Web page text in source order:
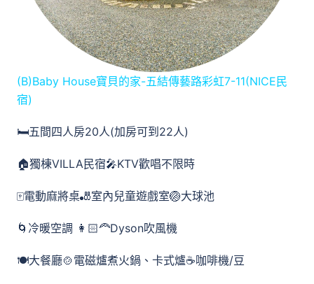
(B)Baby House寶貝的家-五結傳藝路彩虹7-11(NICE民
宿)
🛏️五間四人房20人(加房可到22人)
🏠獨棟VILLA民宿🎤KTV歡唱不限時
🀄️電動麻將桌🎳室內兒童遊戲室🏐大球池
🌀冷暖空調 👩🏻‍🦰Dyson吹風機
🍽️大餐廳🍲電磁爐煮火鍋、卡式爐☕️咖啡機/豆